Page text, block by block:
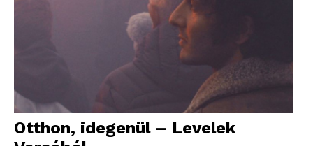
Otthon, idegenül – Levelek